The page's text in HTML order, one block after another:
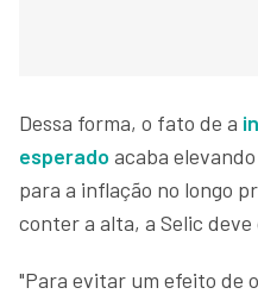
Dessa forma, o fato de a
esperado acaba
para a inflação no longo
conter a alta, a Selic
"Para evitar um efeito de